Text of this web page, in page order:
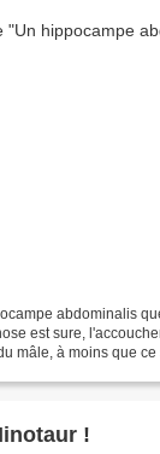
abdominalis
est sure,
mâle, à moins que
!